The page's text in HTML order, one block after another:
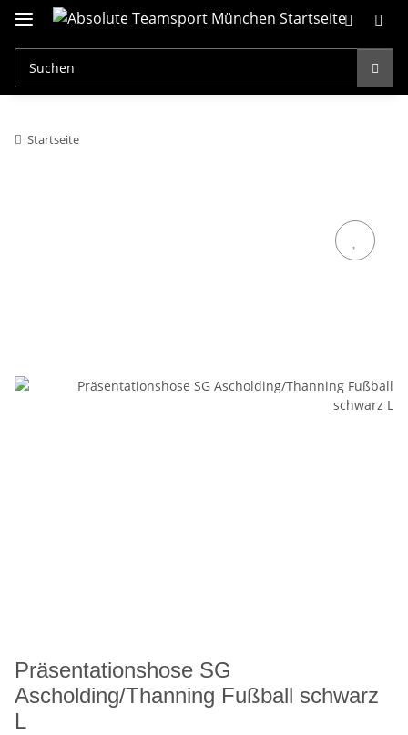
Startseite
Präsentationshose SG
Ascholding/Thanning Fußball schwarz
L